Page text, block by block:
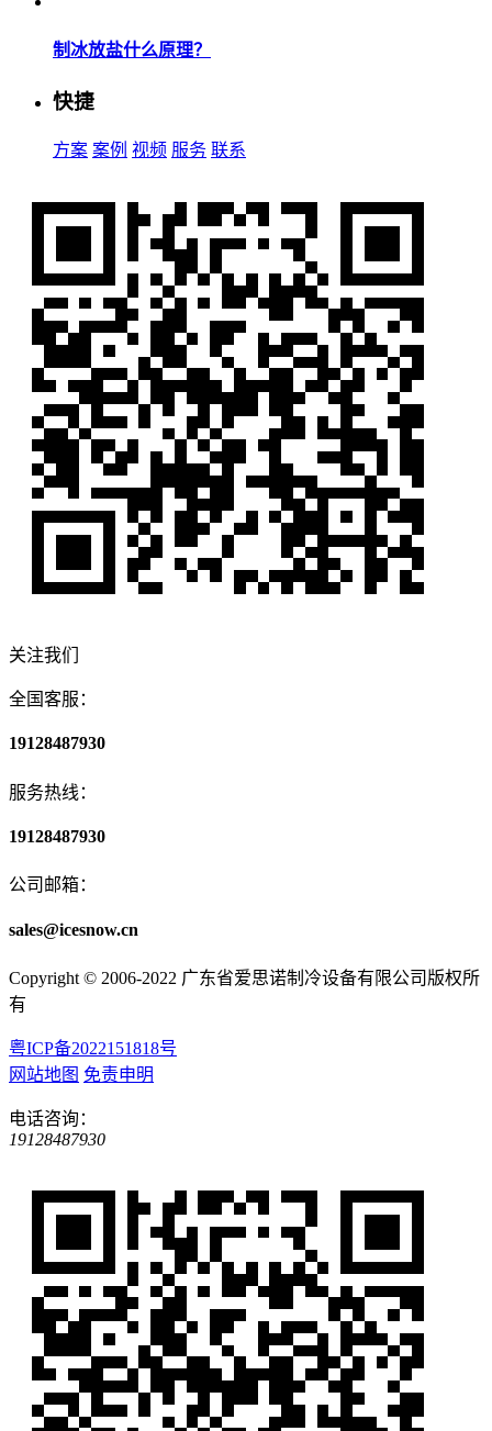
制冰放盐什么原理？
快捷
方案 案例 视频 服务 联系
关注我们
全国客服：
19128487930
服务热线：
19128487930
公司邮箱：
sales@icesnow.cn
Copyright © 2006-2022 广东省爱思诺制冷设备有限公司版权所
有
粤ICP备2022151818号
网站地图 免责申明
电话咨询：
19128487930